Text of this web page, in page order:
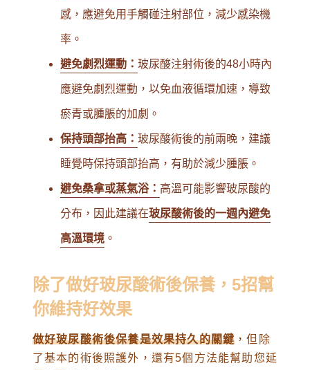
感，應避免用手觸碰注射部位，減少感染機
率。
避免劇烈運動： 玻尿酸注射術後的48小時內
應避免劇烈運動，以免血液循環加速，導致
瘀青或腫脹的加劇。
保持頭部抬高： 玻尿酸術後的前兩晚，建議
睡覺時保持頭部抬高，有助於減少腫脹。
避免桑拿或蒸氣浴： 高溫可能影響玻尿酸的
分布，因此建議在玻尿酸術後的一週內避免
高溫環境。
除了做好玻尿酸術後保養，5招幫
你維持好效果
做好玻尿酸術後保養是效果持久的關鍵 ，但除
了基本的術後照護外，還有5個方法能幫助您延